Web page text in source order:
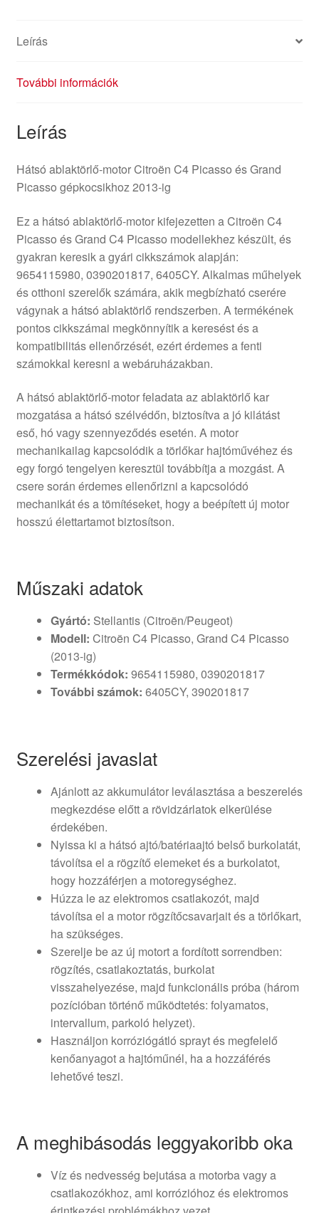
Leírás
További információk
Leírás
Hátsó ablaktörlő-motor Citroën C4 Picasso és Grand
Picasso gépkocsikhoz 2013-ig
Ez a hátsó ablaktörlő-motor kifejezetten a Citroën C4
Picasso és Grand C4 Picasso modellekhez készült, és
gyakran keresik a gyári cikkszámok alapján:
9654115980, 0390201817, 6405CY. Alkalmas műhelyek
és otthoni szerelők számára, akik megbízható cserére
vágynak a hátsó ablaktörlő rendszerben. A termékének
pontos cikkszámai megkönnyítik a keresést és a
kompatibilitás ellenőrzését, ezért érdemes a fenti
számokkal keresni a webáruházakban.
A hátsó ablaktörlő-motor feladata az ablaktörlő kar
mozgatása a hátsó szélvédőn, biztosítva a jó kilátást
eső, hó vagy szennyeződés esetén. A motor
mechanikailag kapcsolódik a törlőkar hajtóművéhez és
egy forgó tengelyen keresztül továbbítja a mozgást. A
csere során érdemes ellenőrizni a kapcsolódó
mechanikát és a tömítéseket, hogy a beépített új motor
hosszú élettartamot biztosítson.
Műszaki adatok
Gyártó: Stellantis (Citroën/Peugeot)
Modell: Citroën C4 Picasso, Grand C4 Picasso
(2013-ig)
Termékkódok: 9654115980, 0390201817
További számok: 6405CY, 390201817
Szerelési javaslat
Ajánlott az akkumulátor leválasztása a beszerelés
megkezdése előtt a rövidzárlatok elkerülése
érdekében.
Nyissa ki a hátsó ajtó/batériaajtó belső burkolatát,
távolítsa el a rögzítő elemeket és a burkolatot,
hogy hozzáférjen a motoregységhez.
Húzza le az elektromos csatlakozót, majd
távolítsa el a motor rögzítőcsavarjait és a törlőkart,
ha szükséges.
Szerelje be az új motort a fordított sorrendben:
rögzítés, csatlakoztatás, burkolat
visszahelyezése, majd funkcionális próba (három
pozícióban történő működtetés: folyamatos,
intervallum, parkoló helyzet).
Használjon korróziógátló sprayt és megfelelő
kenőanyagot a hajtóműnél, ha a hozzáférés
lehetővé teszi.
A meghibásodás leggyakoribb oka
Víz és nedvesség bejutása a motorba vagy a
csatlakozókhoz, ami korrózióhoz és elektromos